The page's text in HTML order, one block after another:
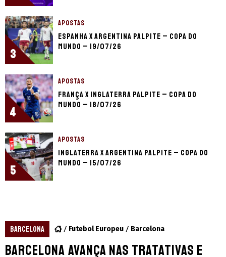
3
APOSTAS
Espanha x Argentina palpite – Copa do
Mundo – 19/07/26
4
APOSTAS
França x Inglaterra palpite – Copa do
Mundo – 18/07/26
5
APOSTAS
Inglaterra x Argentina palpite – Copa do
Mundo – 15/07/26
BARCELONA Futebol Europeu Barcelona
Barcelona avança nas tratativas e